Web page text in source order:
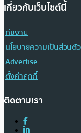
เกี่ยวกับเว็บไซต์นี้
ทีมงาน
นโยบายความเป็นส่วนตัว
Advertise
ตั้งค่าคุกกี้
ติดตามเรา